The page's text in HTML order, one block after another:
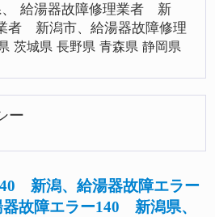
給湯器故障修理業者 新
者 新潟市、給湯器故障修理
茨城県 長野県 青森県 静岡県
ー
新潟、給湯器故障エラー
故障エラー140 新潟県、